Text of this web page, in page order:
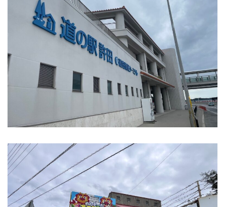
CONTACT
不動産のことならなんでもお任せください
メールでの受付
お問い合わせフォーム
24時間受付中
お電話の受付
0120-920-380
営業時間：9：00～18：00